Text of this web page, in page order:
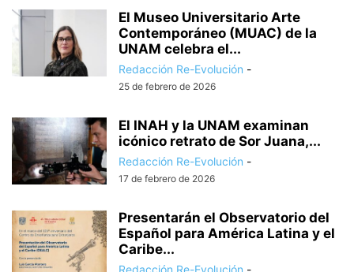
El Museo Universitario Arte
Contemporáneo (MUAC) de la
UNAM celebra el...
Redacción Re-Evolución -
25 de febrero de 2026
El INAH y la UNAM examinan
icónico retrato de Sor Juana,...
Redacción Re-Evolución -
17 de febrero de 2026
Presentarán el Observatorio del
Español para América Latina y el
Caribe...